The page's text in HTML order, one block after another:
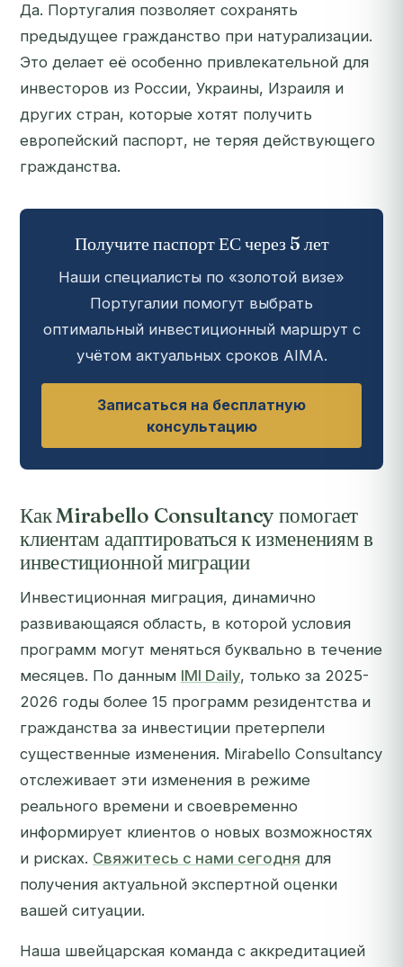
Да. Португалия позволяет сохранять
предыдущее гражданство при натурализации.
Это делает её особенно привлекательной для
инвесторов из России, Украины, Израиля и
других стран, которые хотят получить
европейский паспорт, не теряя действующего
гражданства.
Получите паспорт ЕС через 5 лет
Наши специалисты по «золотой визе»
Португалии помогут выбрать
оптимальный инвестиционный маршрут с
учётом актуальных сроков AIMA.
Записаться на бесплатную
консультацию
Как Mirabello Consultancy помогает
клиентам адаптироваться к изменениям в
инвестиционной миграции
Инвестиционная миграция, динамично
развивающаяся область, в которой условия
программ могут меняться буквально в течение
месяцев. По данным IMI Daily, только за 2025-
2026 годы более 15 программ резидентства и
гражданства за инвестиции претерпели
существенные изменения. Mirabello Consultancy
отслеживает эти изменения в режиме
реального времени и своевременно
информирует клиентов о новых возможностях
и рисках. Свяжитесь с нами сегодня для
получения актуальной экспертной оценки
вашей ситуации.
Наша швейцарская команда с аккредитацией